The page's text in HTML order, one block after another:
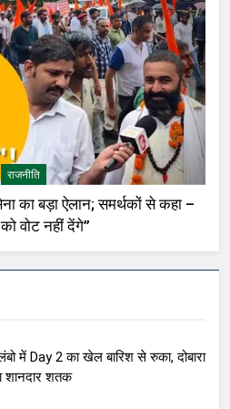
राजनीति
का बड़ा ऐलान; समर्थकों से कहा –
वोट नहीं देंगे”
में Day 2 का खेल बारिश से रुका, दोबारा
शानदार शतक